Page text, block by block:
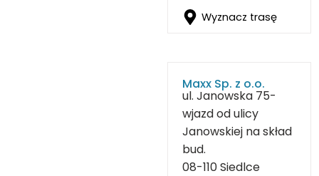
Wyznacz trasę
Maxx Sp. z o.o.
ul. Janowska 75-
wjazd od ulicy
Janowskiej na skład
bud.
08-110 Siedlce